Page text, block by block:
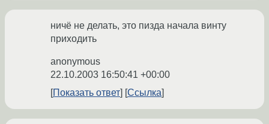
ничё не делать, это пизда начала винту
приходить
anonymous
22.10.2003 16:50:41 +00:00
Показать ответ
Ссылка